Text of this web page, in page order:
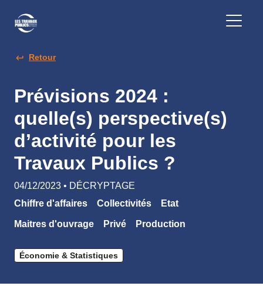
Retour
Prévisions 2024 :
quelle(s) perspective(s)
d’activité pour les
Travaux Publics ?
04/12/2023 • DÉCRYPTAGE
Chiffre d'affaires
Collectivités Etat
Maitres d'ouvrage Privé Production
Économie & Statistiques